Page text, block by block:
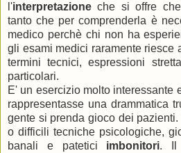
l'interpretazioneche si offre
tanto che per comprenderla è
medico perchè chi non ha
gli esami medici raramente riesce
termini tecnici, espressioni
particolari.
E' un esercizio molto interessante
rappresentasse una drammatica
gente si prenda gioco dei
o difficili tecniche psicologiche,
banali e patetici imbonitori. Il